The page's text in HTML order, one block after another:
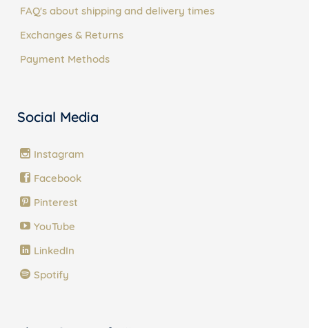
FAQ's about shipping and delivery times
Exchanges & Returns
Payment Methods
Social Media
Instagram
Facebook
Pinterest
YouTube
LinkedIn
Spotify